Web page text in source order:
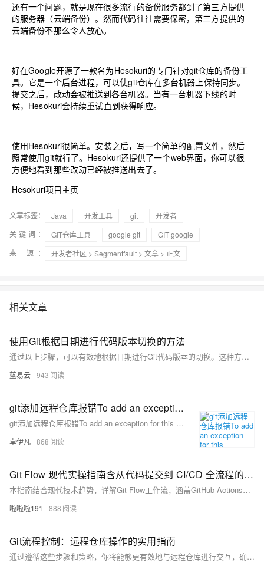
还有一个问题，就是现在很多流行的备份服务都到了第三方提供
的服务器（云端备份）。然而代码往往需要保密，第三方提供的
云端备份不那么令人放心。
好在Google开源了一款名为Hesokuri的专门针对git仓库的备份工
具。它是一个后台进程，可以使git仓库在多台机器上保持同步。
提交之后，改动会被推送到各台机器。当有一台机器下线的时
候，Hesokuri会持续重试直到获得响应。
使用Hesokuri很简单。安装之后，写一个简单的配置文件，然后
照常使用git就行了。Hesokuri还提供了一个web界面，你可以很
方便地看到那些改动已经被推送出去了。
Hesokuri项目主页
文章标签： Java 开发工具 git
开发者
关键词：
GIT仓库工具 google git
GIT google
来 源：
开发者社区 > Segmentfault > 文章 > 正文
相关文章
使用Git根据日期进行代码版本切换的方法
通过以上步骤，可以有效地根据日期进行Git代码版本的切换。这种方法在需要回溯历史版本进行bug修复或功能复查时特别有用。Git的灵活性和强大功能使其成为现代软件开发不可或缺的工具之一。
蓝易云 943
git添加远程仓库报错To add an exception for this directory解决方案-优雅草卓伊凡
git添加远程仓库报错To add an exception for this directory解决方案-优雅草卓伊凡
卓伊凡 868
Git Flow 现代实操指南含从代码提交到 CI/CD 全流程的实用技巧与长尾关键词解析 Git Flow
本指南结合现代技术趋势，详解Git Flow工作流，涵盖GitHub Actions自动化、Conventional Commits规范、Gitmoji可视化等内容，助你实现代码到CI/CD的全流程管理，提升团队开发效率与代码质量。
啦啦啦191 888
Git流程控制：远程仓库操作的实用指南
通过遵循这些步骤和策略，你将能够更有效地与远程仓库进行交互，确保代码变更的透明度和项目历史的干净。同时，良好的版本控制习惯可以减少潜在的冲突，并帮助保持代码库的整洁。在日常工作中应用这些实用的Git流程控制技巧将是非常有益的。